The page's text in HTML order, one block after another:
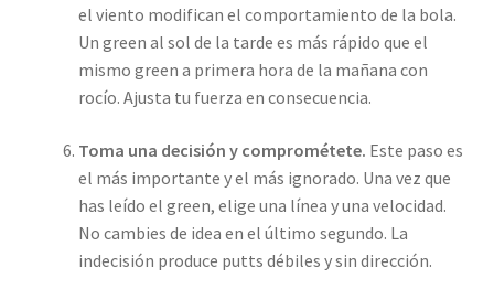
el viento modifican el comportamiento de la bola.
Un green al sol de la tarde es más rápido que el
mismo green a primera hora de la mañana con
rocío. Ajusta tu fuerza en consecuencia.
Toma una decisión y comprométete. Este paso es
el más importante y el más ignorado. Una vez que
has leído el green, elige una línea y una velocidad.
No cambies de idea en el último segundo. La
indecisión produce putts débiles y sin dirección.